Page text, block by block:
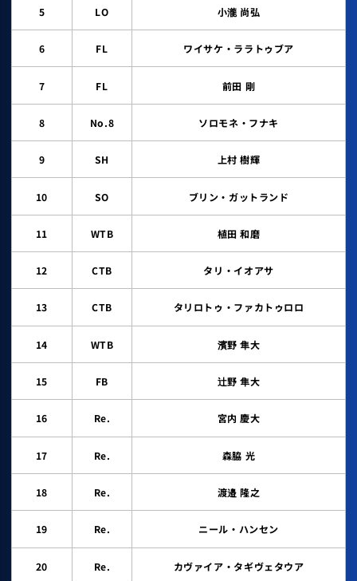
5 LO 小瀧 尚弘
6 FL ワイサケ・ララトゥブア
7 FL 前田 剛
8 No.8 ソロモネ・フナキ
9 SH 上村 樹輝
10 SO ブリン・ガットランド
11 WTB 植田 和磨
12 CTB タリ・イオアサ
13 CTB タリロトゥ・ファカトゥロロ
14 WTB 濱野 隼大
15 FB 辻野 隼大
16 Re. 宮内 慶大
17 Re. 森脇 光
18 Re. 渡邉 隆之
19 Re. ニール・ハンセン
20 Re. カヴァイア・タギヴェタウア